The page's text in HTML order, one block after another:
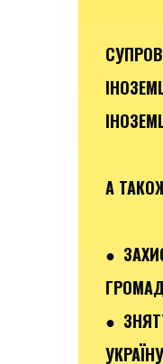
А
●
●
УКРАЇНУ